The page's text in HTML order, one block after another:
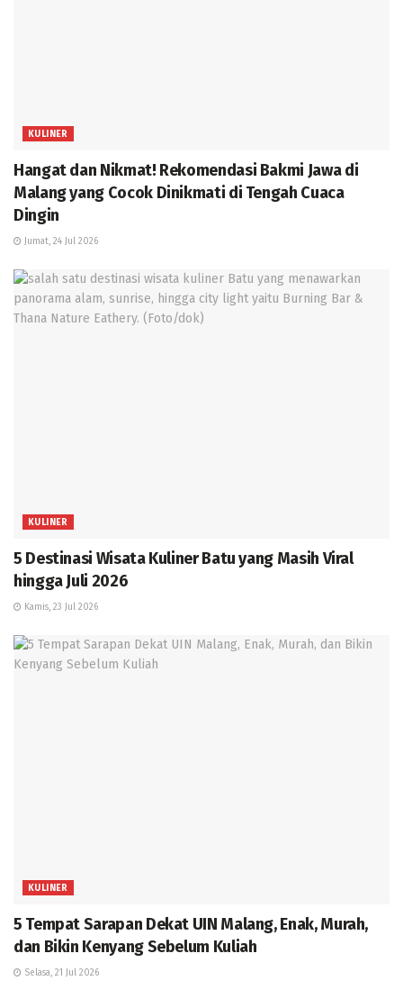
KULINER
Hangat dan Nikmat! Rekomendasi Bakmi Jawa di
Malang yang Cocok Dinikmati di Tengah Cuaca
Dingin
Jumat, 24 Jul 2026
KULINER
5 Destinasi Wisata Kuliner Batu yang Masih Viral
hingga Juli 2026
Kamis, 23 Jul 2026
KULINER
5 Tempat Sarapan Dekat UIN Malang, Enak, Murah,
dan Bikin Kenyang Sebelum Kuliah
Selasa, 21 Jul 2026